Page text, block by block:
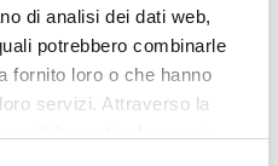
di analisi dei dati web,
potrebbero combinarle
fornito loro o che hanno
servizi. Attraverso la
€ 114,00